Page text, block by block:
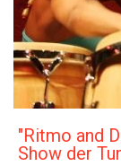
"Ritmo and
Show der